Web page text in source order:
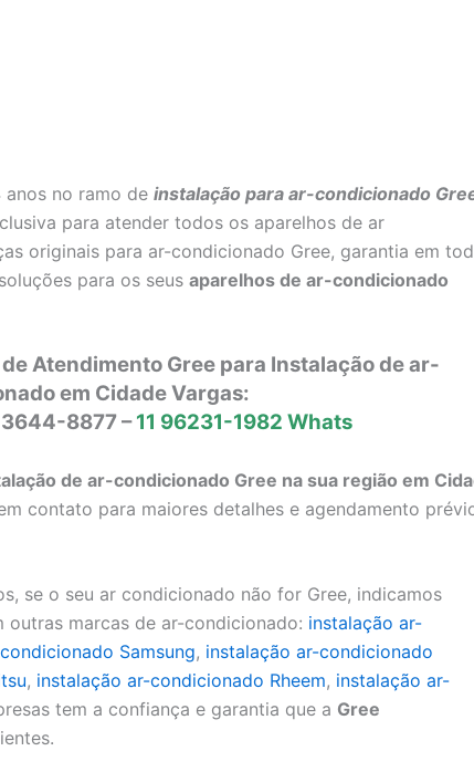
anos no ramo de instalação para ar-condicionado
para atender todos os aparelhos de ar
originais para ar-condicionado Gree, garantia em
para os seus aparelhos de ar-condicionado
Atendimento Gree para Instalação de ar-
em Cidade Vargas:
3644-8877 –11 96231-1982 Whats
de ar-condicionado Gree na sua região em
contato para maiores detalhes e agendamento
se o seu ar condicionado não for Gree, indicamos
outras marcas de ar-condicionado: instalação ar-
Samsung, instalação ar-condicionado
, instalação ar-condicionado Rheem, instalação ar-
tem a confiança e garantia que a Gree